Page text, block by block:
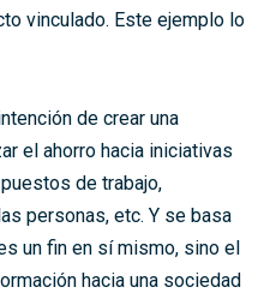
vinculado. Este ejemplo lo
de crear una
el ahorro hacia iniciativas
de trabajo,
personas, etc. Y se basa
un fin en sí mismo, sino el
hacia una sociedad